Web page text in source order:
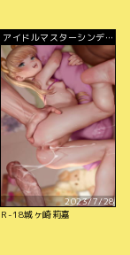
アイドルマスターシンデレ
ラガールズ
2023/7/28
R-18城ヶ崎莉嘉